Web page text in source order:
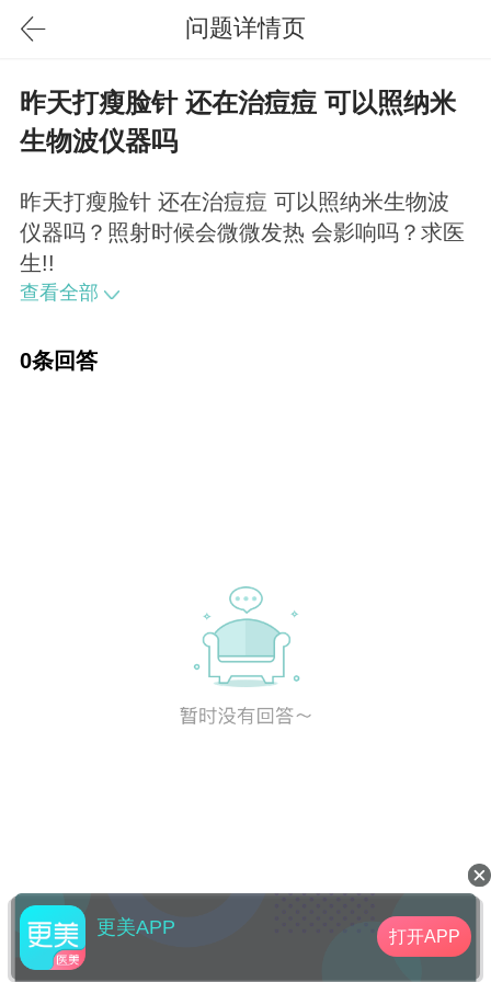
问题详情页
昨天打瘦脸针 还在治痘痘 可以照纳米
生物波仪器吗
昨天打瘦脸针 还在治痘痘 可以照纳米生物波
仪器吗？照射时候会微微发热 会影响吗？求医
生!!
查看全部
0条回答
更美APP 打开APP